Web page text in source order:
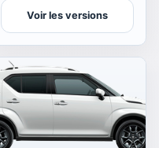
Voir les versions